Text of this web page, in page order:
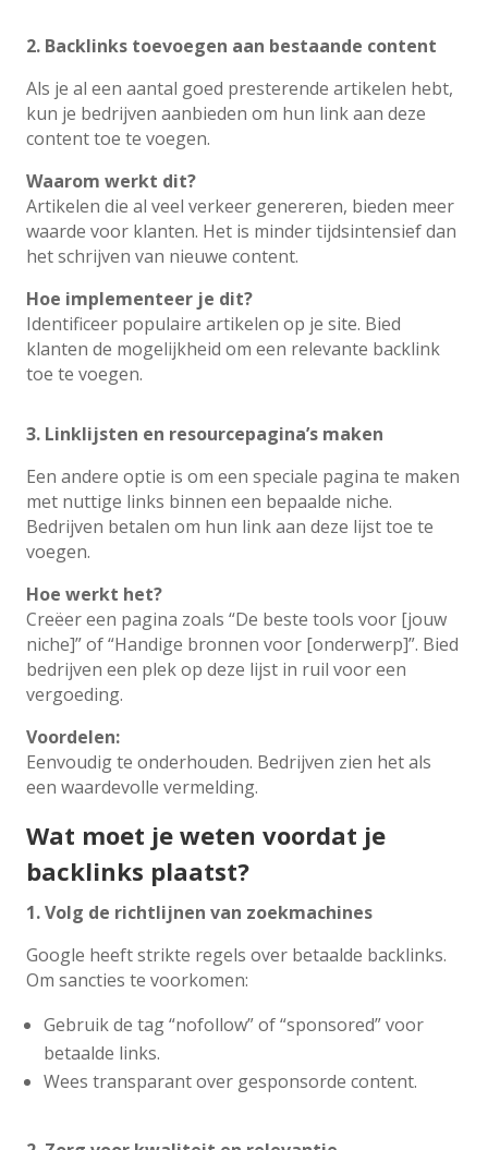
2. Backlinks toevoegen aan bestaande content
Als je al een aantal goed presterende artikelen hebt,
kun je bedrijven aanbieden om hun link aan deze
content toe te voegen.
Waarom werkt dit?
Artikelen die al veel verkeer genereren, bieden meer
waarde voor klanten. Het is minder tijdsintensief dan
het schrijven van nieuwe content.
Hoe implementeer je dit?
Identificeer populaire artikelen op je site. Bied
klanten de mogelijkheid om een relevante backlink
toe te voegen.
3. Linklijsten en resourcepagina’s maken
Een andere optie is om een speciale pagina te maken
met nuttige links binnen een bepaalde niche.
Bedrijven betalen om hun link aan deze lijst toe te
voegen.
Hoe werkt het?
Creëer een pagina zoals “De beste tools voor [jouw
niche]” of “Handige bronnen voor [onderwerp]”. Bied
bedrijven een plek op deze lijst in ruil voor een
vergoeding.
Voordelen:
Eenvoudig te onderhouden. Bedrijven zien het als
een waardevolle vermelding.
Wat moet je weten voordat je
backlinks plaatst?
1. Volg de richtlijnen van zoekmachines
Google heeft strikte regels over betaalde backlinks.
Om sancties te voorkomen:
Gebruik de tag “nofollow” of “sponsored” voor
betaalde links.
Wees transparant over gesponsorde content.